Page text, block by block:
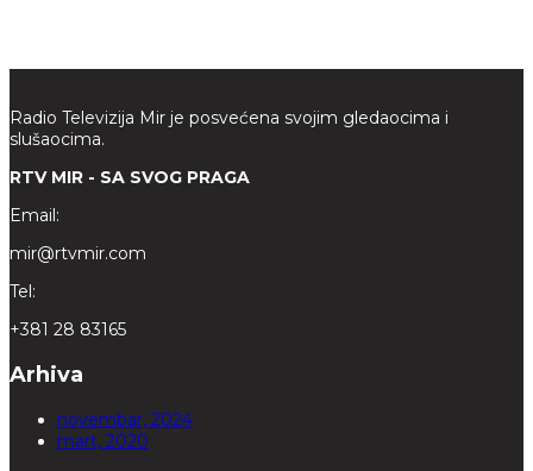
Radio Televizija Mir je posvećena svojim gledaocima i
slušaocima.
RTV MIR - SA SVOG PRAGA
Email:
mir@rtvmir.com
Tel:
+381 28 83165
Arhiva
novembar, 2024
mart, 2020